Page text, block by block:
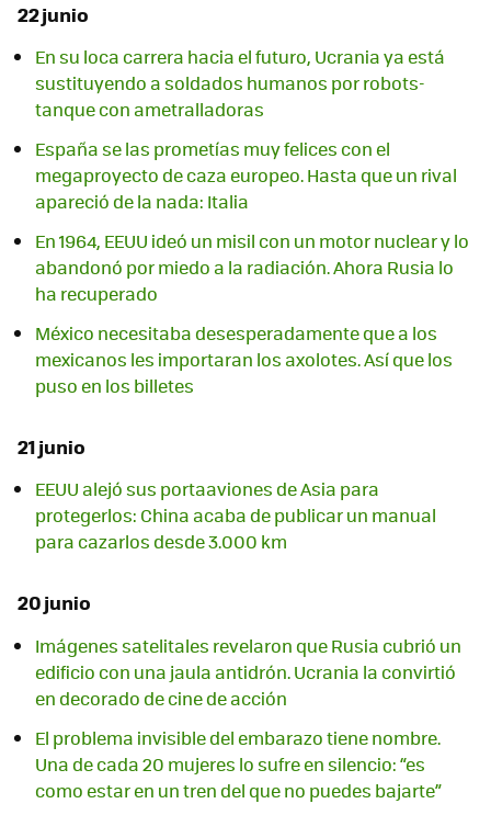
22 junio
En su loca carrera hacia el futuro, Ucrania ya está
sustituyendo a soldados humanos por robots-
tanque con ametralladoras
España se las prometías muy felices con el
megaproyecto de caza europeo. Hasta que un rival
apareció de la nada: Italia
En 1964, EEUU ideó un misil con un motor nuclear y lo
abandonó por miedo a la radiación. Ahora Rusia lo
ha recuperado
México necesitaba desesperadamente que a los
mexicanos les importaran los axolotes. Así que los
puso en los billetes
21 junio
EEUU alejó sus portaaviones de Asia para
protegerlos: China acaba de publicar un manual
para cazarlos desde 3.000 km
20 junio
Imágenes satelitales revelaron que Rusia cubrió un
edificio con una jaula antidrón. Ucrania la convirtió
en decorado de cine de acción
El problema invisible del embarazo tiene nombre.
Una de cada 20 mujeres lo sufre en silencio: “es
como estar en un tren del que no puedes bajarte”